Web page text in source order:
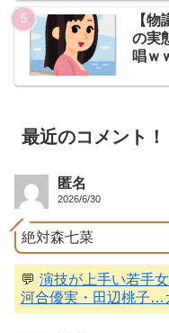
【
の実
唱ｗ
最近のコメント！
匿名
2026/6/30
絶対森七菜
💬 演技が上手い若手
河合優実・田辺桃子…